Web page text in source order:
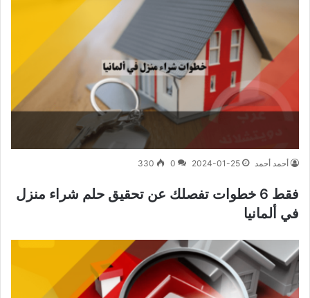
أحمد أحمد 2024-01-25
0
330
فقط 6 خطوات تفصلك عن تحقيق حلم شراء منزل
في ألمانيا